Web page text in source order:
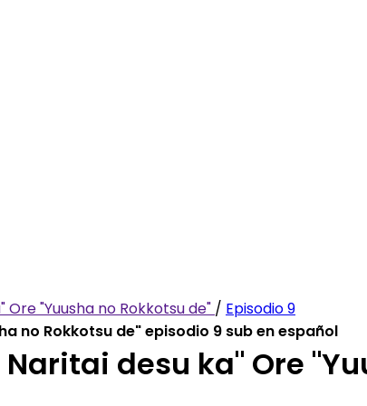
Ore "Yuusha no Rokkotsu de" / Episodio 9
no Rokkotsu de" episodio 9 sub en español
desu ka" Ore